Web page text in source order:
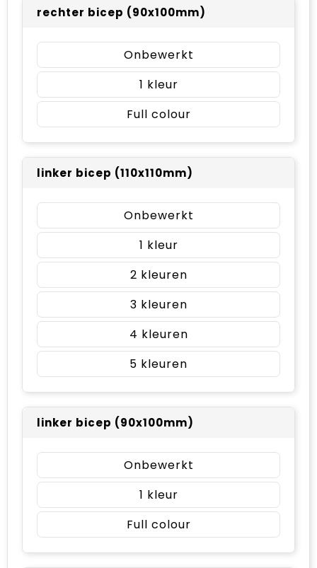
rechter bicep (90x100mm)
Onbewerkt
1
Full colour
linker bicep (110x110mm)
Onbewerkt
1
2
3
4
5
linker bicep (90x100mm)
Onbewerkt
1
Full colour